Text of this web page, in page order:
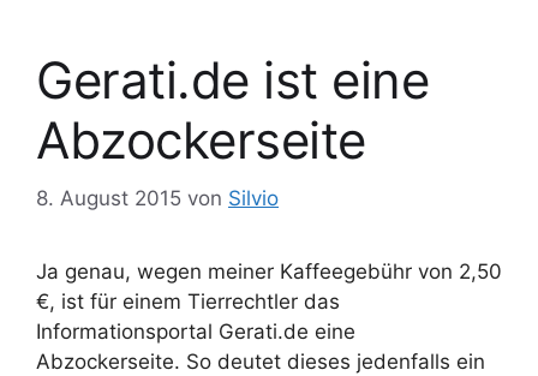
Gerati.de ist eine
Abzockerseite
8. August 2015 von Silvio
Ja genau, wegen meiner Kaffeegebühr von 2,50
€, ist für einem Tierrechtler das
Informationsportal Gerati.de eine
Abzockerseite. So deutet dieses jedenfalls ein